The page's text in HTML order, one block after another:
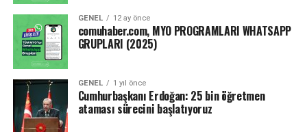
GENEL 12 ay önce
comuhaber.com, MYO PROGRAMLARI WHATSAPP
GRUPLARI (2025)
GENEL 1 yıl önce
Cumhurbaşkanı Erdoğan: 25 bin öğretmen
ataması sürecini başlatıyoruz